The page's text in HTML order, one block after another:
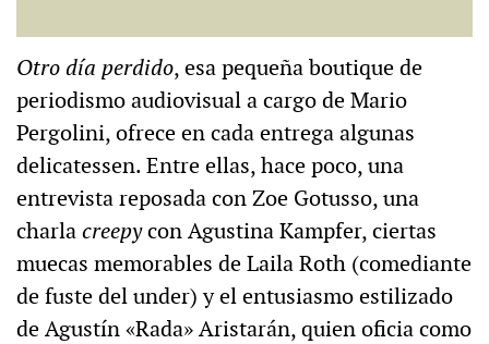
Otro día perdido, esa pequeña boutique de
periodismo audiovisual a cargo de Mario
Pergolini, ofrece en cada entrega algunas
delicatessen. Entre ellas, hace poco, una
entrevista reposada con Zoe Gotusso, una
charlacreepycon Agustina Kampfer, ciertas
muecas memorables de Laila Roth (comediante
de fuste del under) y el entusiasmo estilizado
de Agustín «Rada» Aristarán, quien oficia como